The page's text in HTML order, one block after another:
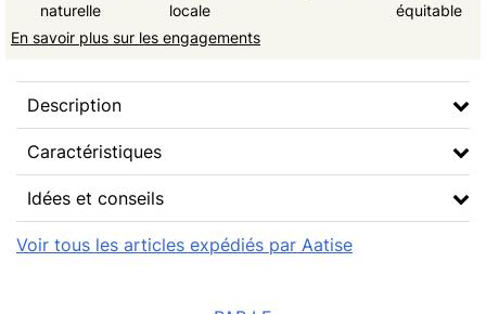
naturelle
locale
équitable
En savoir plus sur les engagements
Description
Caractéristiques
Idées et conseils
Voir tous les articles expédiés par Aatise